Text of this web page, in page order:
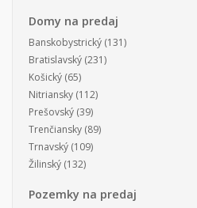
Domy na predaj
Banskobystrický (131)
Bratislavský (231)
Košický (65)
Nitriansky (112)
Prešovský (39)
Trenčiansky (89)
Trnavský (109)
Žilinský (132)
Pozemky na predaj